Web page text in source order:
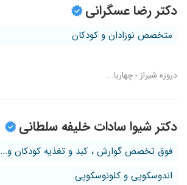
دکتر رضا عسگرانی
متخصص نوزادان و کودکان
دروزه شیراز - چهاربا...
دکتر شیوا سادات خلیفه سلطانی
فوق تخصص گوارش ، کبد و تغذیه کودکان و...
اندوسکوپی و کلونوسکوپی